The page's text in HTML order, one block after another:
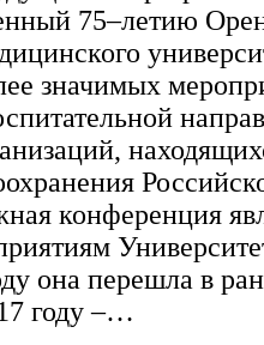
75–летию
значимых
конференция
она перешла в
году –…